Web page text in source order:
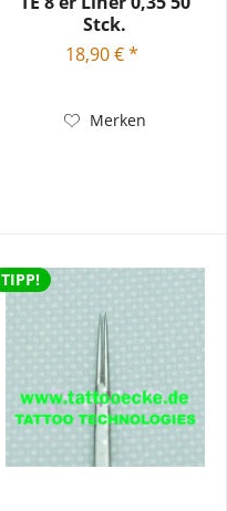
Stck.
18,90 € *
Merken
TIPP!